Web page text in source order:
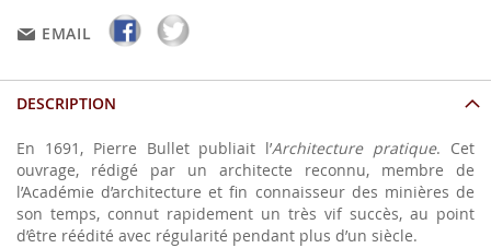
EMAIL
DESCRIPTION
En 1691, Pierre Bullet publiait l’Architecture pratique. Cet
ouvrage, rédigé par un architecte reconnu, membre de
l’Académie d’architecture et fin connaisseur des minières de
son temps, connut rapidement un très vif succès, au point
d’être réédité avec régularité pendant plus d’un siècle.